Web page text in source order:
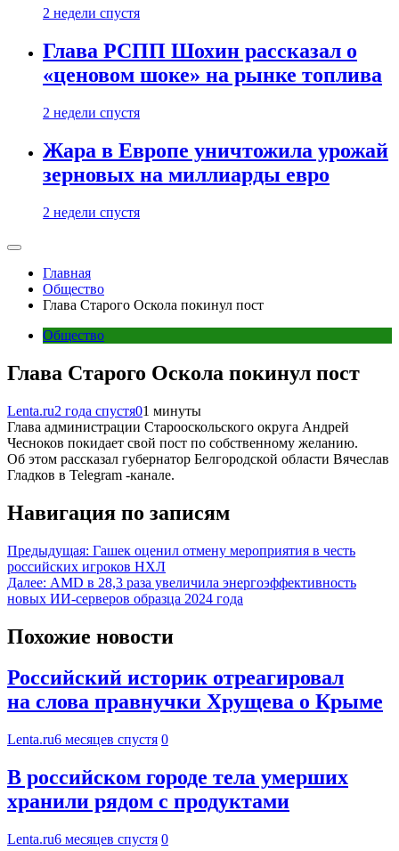
2 недели спустя
Глава РСПП Шохин рассказал о
«ценовом шоке» на рынке топлива
2 недели спустя
Жара в Европе уничтожила урожай
зерновых на миллиарды евро
2 недели спустя
Главная
Общество
Глава Старого Оскола покинул пост
Общество
Глава Старого Оскола покинул пост
Lenta.ru2 года спустя01 минуты
Глава администрации Старооскольского округа Андрей
Чесноков покидает свой пост по собственному желанию.
Об этом рассказал губернатор Белгородской области Вячеслав
Гладков в Telegram -канале.
Навигация по записям
Предыдущая: Гашек оценил отмену мероприятия в честь
российских игроков НХЛ
Далее: AMD в 28,3 раза увеличила энергоэффективность
новых ИИ-серверов образца 2024 года
Похожие новости
Российский историк отреагировал
на слова правнучки Хрущева о Крыме
Lenta.ru6 месяцев спустя 0
В российском городе тела умерших
хранили рядом с продуктами
Lenta.ru6 месяцев спустя 0